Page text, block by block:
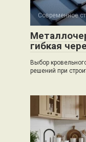
Современное
гибкая
Выбор
решений при